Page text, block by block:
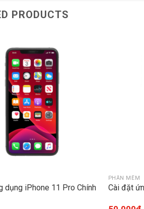
PRODUCTS
dụng iPhone 11 Pro Chính
PHẦN MỀM
Cài đặt